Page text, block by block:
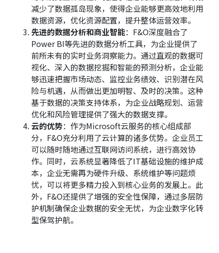
减少了数据孤岛现象，使得企业能够更高效地利用
数据资源，优化资源配置，提升整体运营效率。
先进的数据分析和商业智能：F&O深度融合了
Power BI等先进的数据分析工具，为企业提供了
前所未有的实时业务洞察能力。通过直观的数据可
视化、深入的数据挖掘和智能的预测分析，企业能
够迅速把握市场动态、监控业务绩效、识别潜在风
险与机遇，从而做出更加明智、及时的决策。这种
基于数据的决策支持体系，为企业战略规划、运营
优化和风险管理提供了强大的数据支撑。
云的优势：作为Microsoft云服务的核心组成部
分，F&O充分利用了云计算的诸多优势。企业员工
可以随时随地通过互联网访问系统，进行高效协
作。同时，云系统显著降低了IT基础设施的维护成
本，企业无需再为硬件升级、系统维护等问题烦
忧，可以将更多精力投入到核心业务的发展上。此
外，F&O还提供了增强的安全性保障，通过多层防
护机制确保企业数据的安全无忧，为企业数字化转
型保驾护航。